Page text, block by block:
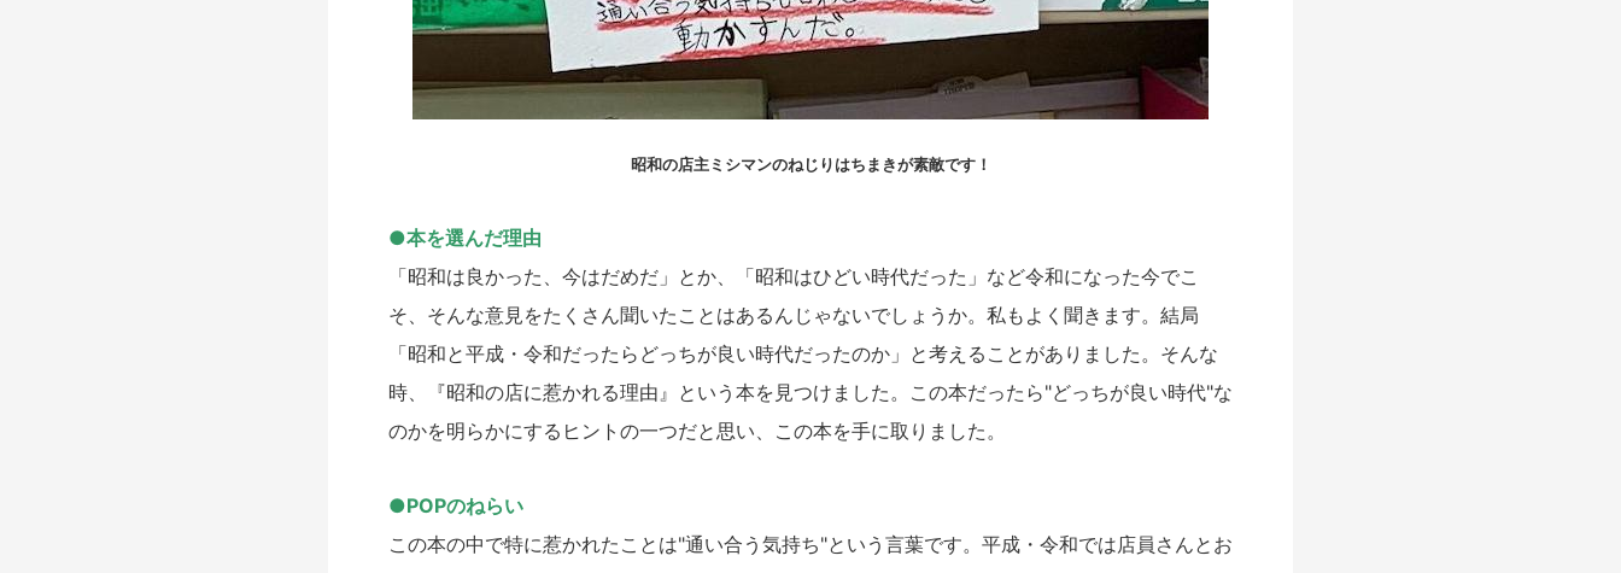
昭和の店主ミシマンのねじりはちまきが素敵です！
●本を選んだ理由
「昭和は良かった、今はだめだ」とか、「昭和はひどい時代だった」など令和になった今でこ
そ、そんな意見をたくさん聞いたことはあるんじゃないでしょうか。私もよく聞きます。結局
「昭和と平成・令和だったらどっちが良い時代だったのか」と考えることがありました。そんな
時、『昭和の店に惹かれる理由』という本を見つけました。この本だったら"どっちが良い時代"な
のかを明らかにするヒントの一つだと思い、この本を手に取りました。
●POPのねらい
この本の中で特に惹かれたことは"通い合う気持ち"という言葉です。平成・令和では店員さんとお